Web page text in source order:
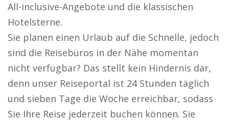
All-inclusive-Angebote und die klassischen
Hotelsterne.
Sie planen einen Urlaub auf die Schnelle, jedoch
sind die Reisebüros in der Nähe momentan
nicht verfügbar? Das stellt kein Hindernis dar,
denn unser Reiseportal ist 24 Stunden täglich
und sieben Tage die Woche erreichbar, sodass
Sie Ihre Reise jederzeit buchen können. Sie